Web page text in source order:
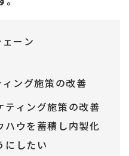
ーン
ング施策の改善
ティング施策の改善
ハウを蓄積し内製化
にしたい